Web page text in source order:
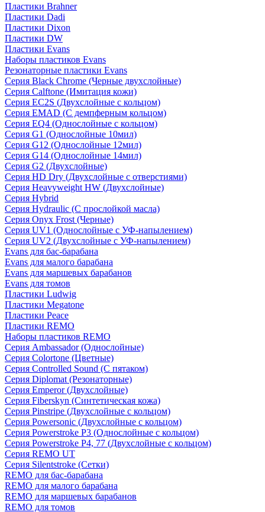
Пластики Brahner
Пластики Dadi
Пластики Dixon
Пластики DW
Пластики Evans
Наборы пластиков Evans
Резонаторные пластики Evans
Серия Black Chrome (Черные двухслойные)
Серия Calftone (Имитация кожи)
Серия EC2S (Двухслойные с кольцом)
Серия EMAD (С демпферным кольцом)
Серия EQ4 (Однослойные с кольцом)
Серия G1 (Однослойные 10мил)
Серия G12 (Однослойные 12мил)
Серия G14 (Однослойные 14мил)
Серия G2 (Двухслойные)
Серия HD Dry (Двухслойные с отверстиями)
Серия Heavyweight HW (Двухслойные)
Серия Hybrid
Серия Hydraulic (С прослойкой масла)
Серия Onyx Frost (Черные)
Серия UV1 (Однослойные с УФ-напылением)
Серия UV2 (Двухслойные с УФ-напылением)
Evans для бас-барабана
Evans для малого барабана
Evans для маршевых барабанов
Evans для томов
Пластики Ludwig
Пластики Megatone
Пластики Peace
Пластики REMO
Наборы пластиков REMO
Серия Ambassador (Однослойные)
Серия Colortone (Цветные)
Серия Controlled Sound (С пятаком)
Серия Diplomat (Резонаторные)
Серия Emperor (Двухслойные)
Серия Fiberskyn (Синтетическая кожа)
Серия Pinstripe (Двухслойные с кольцом)
Серия Powersonic (Двухслойные с кольцом)
Серия Powerstroke P3 (Однослойные с кольцом)
Серия Powerstroke P4, 77 (Двухслойные с кольцом)
Серия REMO UT
Серия Silentstroke (Сетки)
REMO для бас-барабана
REMO для малого барабана
REMO для маршевых барабанов
REMO для томов